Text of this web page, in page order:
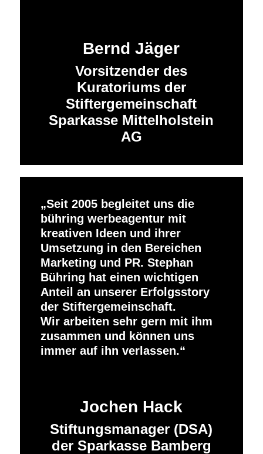
Bernd Jäger
Vorsitzender des
Kuratoriums der
Stiftergemeinschaft
Sparkasse Mittelholstein
AG
Seit 2005 begleitet uns die
bühring werbeagentur mit
kreativen Ideen und ihrer
Umsetzung in den Bereichen
Marketing und PR. Stephan
Bühring hat einen wichtigen
Anteil an unserer Erfolgsstory
der Stiftergemeinschaft.
Wir arbeiten sehr gern mit ihm
zusammen und können uns
immer auf ihn verlassen.
Jochen Hack
Stiftungsmanager (DSA)
der Sparkasse Bamberg